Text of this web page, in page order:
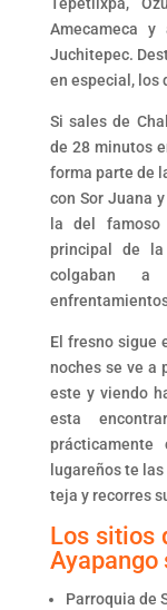
Amecameca
Juchitepec.
en especial, los
Si sales de
de 28 minutos
forma parte de
con Sor Juana
la del
principal de
colgaban a
El fresno sigue
noches se ve a
este y viendo
esta
lugareños te
teja y recorres
Los sitios
Ayapango
Parroquia de